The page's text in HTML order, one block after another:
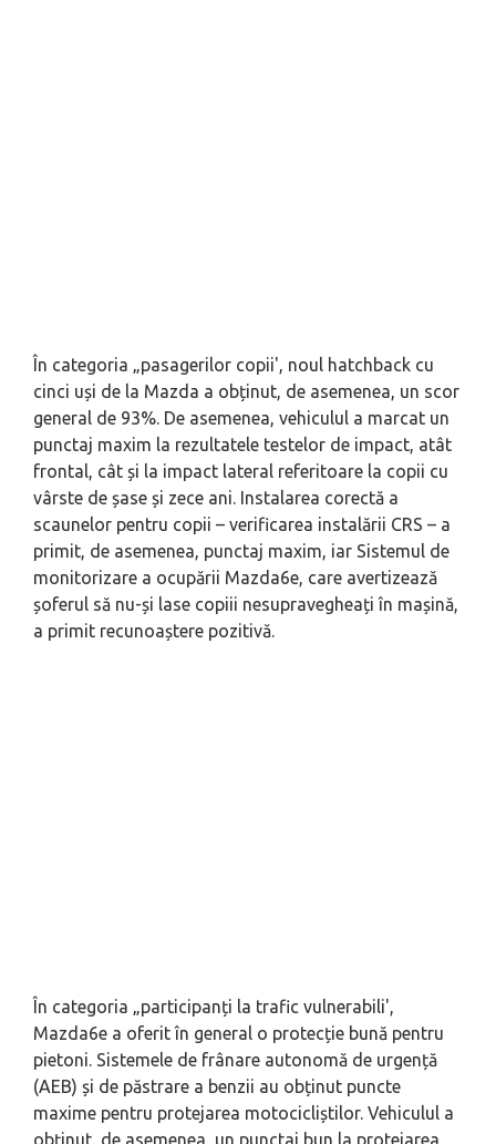
În categoria „pasagerilor copii', noul hatchback cu
cinci uși de la Mazda a obținut, de asemenea, un scor
general de 93%. De asemenea, vehiculul a marcat un
punctaj maxim la rezultatele testelor de impact, atât
frontal, cât și la impact lateral referitoare la copii cu
vârste de șase și zece ani. Instalarea corectă a
scaunelor pentru copii – verificarea instalării CRS – a
primit, de asemenea, punctaj maxim, iar Sistemul de
monitorizare a ocupării Mazda6e, care avertizează
șoferul să nu-și lase copiii nesupravegheați în mașină,
a primit recunoaștere pozitivă.
În categoria „participanți la trafic vulnerabili',
Mazda6e a oferit în general o protecție bună pentru
pietoni. Sistemele de frânare autonomă de urgență
(AEB) și de păstrare a benzii au obținut puncte
maxime pentru protejarea motocicliștilor. Vehiculul a
obținut, de asemenea, un punctaj bun la protejarea